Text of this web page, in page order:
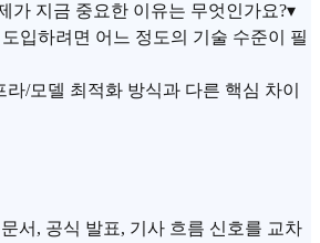
가 지금 중요한 이유는 무엇인가요?▾
입하려면 어느 정도의 기술 수준이 필
라/모델 최적화 방식과 다른 핵심 차이
서, 공식 발표, 기사 흐름 신호를 교차